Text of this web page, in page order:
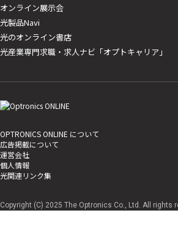
オンライン展示会
光製品Navi
光のオンライン書店
光産業専門求職・求人ナビ「オプトキャリア」
OPTRONICS ONLINE について
広告掲載について
運営会社
個人情報
光関連リンク集
Copyright (C) 2025 The Optronics Co., Ltd. All rights